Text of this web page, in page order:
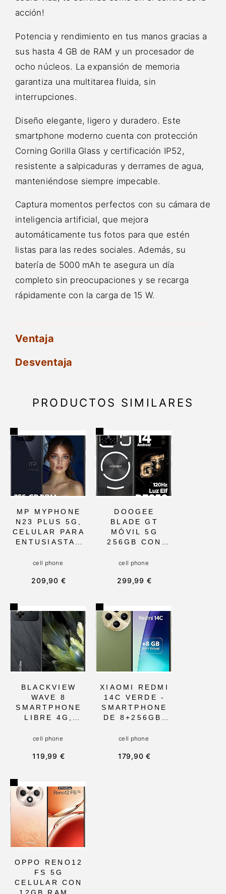
acción!
Potencia y rendimiento en tus manos gracias a
sus hasta 4 GB de RAM y un procesador de
ocho núcleos. La expansión de memoria
garantiza una multitarea fluida, sin
interrupciones.
Diseño elegante, ligero y duradero. Este
smartphone moderno cuenta con protección
Corning Gorilla Glass y certificación IP52,
resistente a salpicaduras y derrames de agua,
manteniéndose siempre impecable.
Captura momentos perfectos con su cámara de
inteligencia artificial, que mejora
automáticamente tus fotos para que estén
listas para las redes sociales. Además, su
batería de 5000 mAh te asegura un día
completo sin preocupaciones y se recarga
rápidamente con la carga de 15 W.
Ventaja
Desventaja
PRODUCTOS SIMILARES
MP MYPHONE
N23 PLUS 5G,
CELULAR PARA
ENTUSIASTAS
TECNOLOGÍA
RAM,
CÁMARA DE 50
MPX,
PANTALLA
FHD+ DE 6,78
Y FUNCIONES
AVANZADAS,
PERFECTO
PARA EL USO
DIARIO
cell phone
209,90 €
DOOGEE
BLADE GT
MÓVIL 5G
256GB CON
FHD+ 6.72,
DINÁMICA Y
IRROMPIBLE.
IDEAL PARA
AVENTUREROS
PROFESIONALE
S EN
MOVIMIENTO
cell phone
299,99 €
BLACKVIEW
WAVE 8
SMARTPHONE
LIBRE 4G,
CON 12GB RAM
HD+ PANTALLA,
IDEAL PARA
USUARIOS
MODERNOS Y
MULTITAREA
EN
MOVIMIENTO
cell phone
119,99 €
XIAOMI REDMI
14C VERDE -
SMARTPHONE
DE 8+256GB,
6.88 120HZ
CÁMARA DUAL
cell phone
179,90 €
OPPO RENO12
FS 5G
CELULAR CON